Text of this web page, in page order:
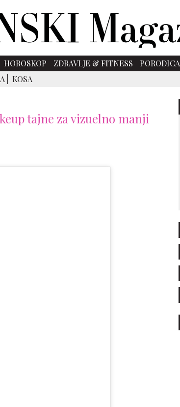
HOROSKOP ZDRAVLJE & FITNESS PORODICA
KOSA
tajne za vizuelno manji